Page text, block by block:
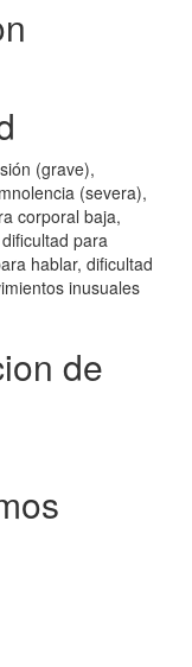
(grave),
(severa),
corporal baja,
para
hablar, dificultad
inusuales
de